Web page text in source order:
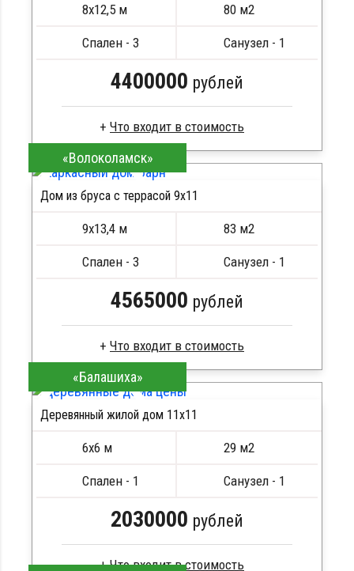
Сборка на березовые нагеля, джут
Металлические сваи 108 диаметр
8х12,5 м 80 м2
Спален - 3 Санузел - 1
4400000 рублей
Брус камерной сушки
Стропила, балки 50х200 мм
Кровля металлочерепица
Сборка на березовые нагеля, джут
Металлические сваи 108 диаметр
ПОДРОБНЕЕ
«Волоколамск»
Дом из бруса с террасой 9х11
9х13,4 м 83 м2
Спален - 3 Санузел - 1
4565000 рублей
Клееный брус
Стропила, балки 50х200 мм
Кровля металлочерепица
Сборка на березовые нагеля, джут
Металлические сваи 108 диаметр
ПОДРОБНЕЕ
«Балашиха»
Деревянный жилой дом 11х11
6х6 м 29 м2
Спален - 1 Санузел - 1
2030000 рублей